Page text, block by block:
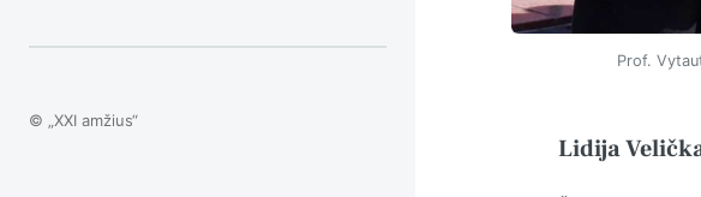
Prof.
Lidija
© „XXI amžius“